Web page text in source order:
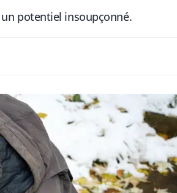
potentiel insoupçonné.